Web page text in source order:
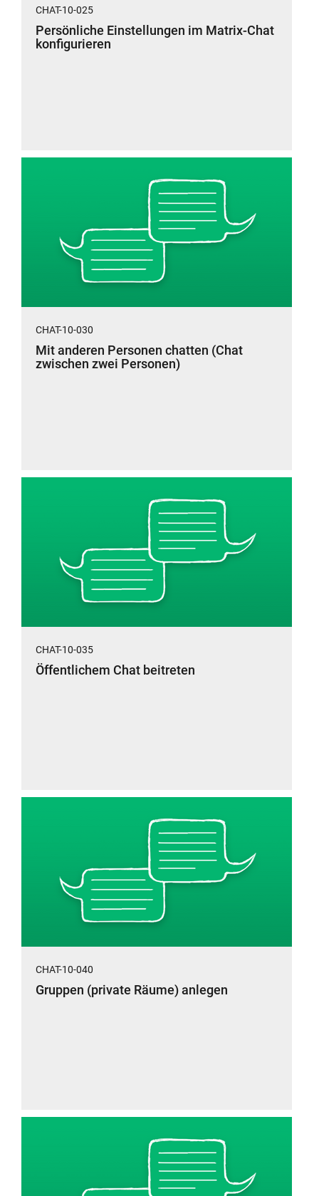
CHAT-10-025
Persönliche Einstellungen im Matrix-Chat
konfigurieren
CHAT-10-030
Mit anderen Personen chatten (Chat
zwischen zwei Personen)
CHAT-10-035
Öffentlichem Chat beitreten
CHAT-10-040
Gruppen (private Räume) anlegen